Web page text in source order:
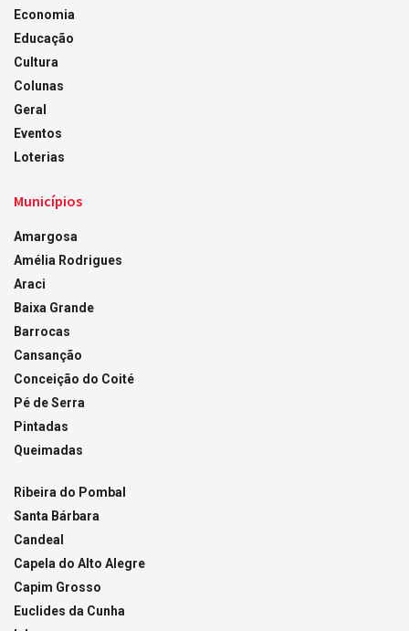
Economia
Educação
Cultura
Colunas
Geral
Eventos
Loterias
Municípios
Amargosa
Amélia Rodrigues
Araci
Baixa Grande
Barrocas
Cansanção
Conceição do Coité
Pé de Serra
Pintadas
Queimadas
Ribeira do Pombal
Santa Bárbara
Candeal
Capela do Alto Alegre
Capim Grosso
Euclides da Cunha